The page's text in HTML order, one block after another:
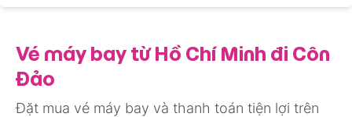
Vé máy bay từ Hồ Chí Minh đi Côn
Đảo
Đặt mua vé máy bay và thanh toán tiện lợi trên